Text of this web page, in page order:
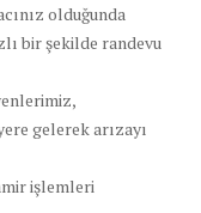
olduğunda
bir şekilde randevu
gelerek arızayı
işlemleri